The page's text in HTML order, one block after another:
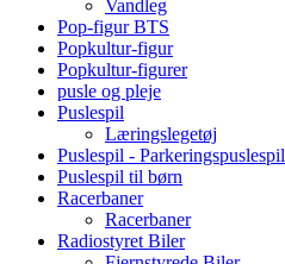
Vandleg
Pop-figur BTS
Popkultur-figur
Popkultur-figurer
pusle og pleje
Puslespil
Læringslegetøj
Puslespil - Parkeringspuslespil
Puslespil til børn
Racerbaner
Racerbaner
Radiostyret Biler